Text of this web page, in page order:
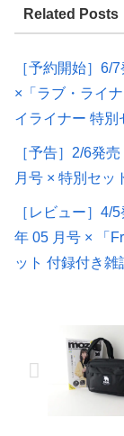
Related Posts
［予約開始］6/
×「ラブ・ライ
イライナー 特別
［予告］2/6発
月号 × 特別セッ
［レビュー］4/
年 05 月号 × 「
ット 付録付き雑